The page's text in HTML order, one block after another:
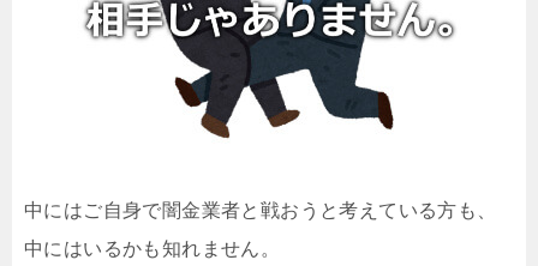
中にはご自身で闇金業者と戦おうと考えている方も、
中にはいるかも知れません。